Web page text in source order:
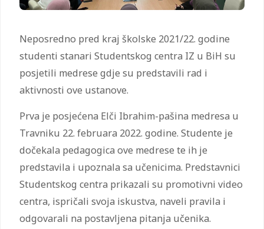
Neposredno pred kraj školske 2021/22. godine
studenti stanari Studentskog centra IZ u BiH su
posjetili medrese gdje su predstavili rad i
aktivnosti ove ustanove.
Prva je posjećena Elči Ibrahim-pašina medresa u
Travniku 22. februara 2022. godine. Studente je
dočekala pedagogica ove medrese te ih je
predstavila i upoznala sa učenicima. Predstavnici
Studentskog centra prikazali su promotivni video
centra, ispričali svoja iskustva, naveli pravila i
odgovarali na postavljena pitanja učenika.